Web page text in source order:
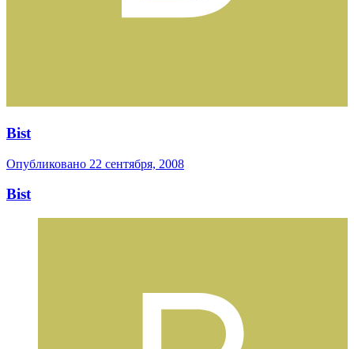
Bist
Опубликовано 22 сентября, 2008
Bist